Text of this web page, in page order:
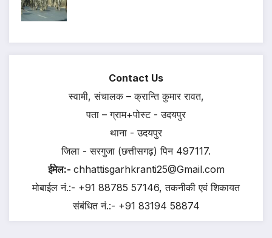
Contact Us
स्वामी, संचालक – क्रान्ति कुमार रावत,
पता – ग्राम+पोस्ट - उदयपुर
थाना - उदयपुर
जिला - सरगुजा (छत्तीसगढ़) पिन 497117.
ईमेल:- chhattisgarhkranti25@Gmail.com
मोबाईल नं.:- +91 88785 57146, तकनीकी एवं शिकायत
संबंधित नं.:- +91 83194 58874